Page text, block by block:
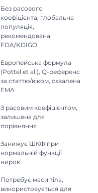
Без расового
коефіцієнта, глобальна
популяція,
рекомендована
FDA/KDIGO
Европейська формула
(Pottel et al.), Q-референс
за статтю/віком, схвалена
EMA
З расовим коефіцієнтом,
залишена для
порівняння
Занижує ШКФ при
нормальній функції
нирок
Потребує маси тіла,
використовується для